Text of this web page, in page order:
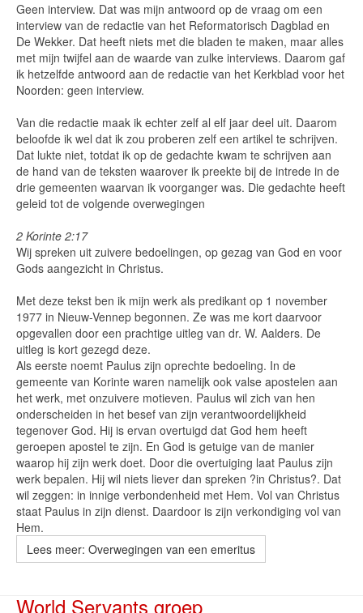
Geen interview. Dat was mijn antwoord op de vraag om een
interview van de redactie van het Reformatorisch Dagblad en
De Wekker. Dat heeft niets met die bladen te maken, maar alles
met mijn twijfel aan de waarde van zulke interviews. Daarom gaf
ik hetzelfde antwoord aan de redactie van het Kerkblad voor het
Noorden: geen interview.
Van die redactie maak ik echter zelf al elf jaar deel uit. Daarom
beloofde ik wel dat ik zou proberen zelf een artikel te schrijven.
Dat lukte niet, totdat ik op de gedachte kwam te schrijven aan
de hand van de teksten waarover ik preekte bij de intrede in de
drie gemeenten waarvan ik voorganger was. Die gedachte heeft
geleid tot de volgende overwegingen
2 Korinte 2:17
Wij spreken uit zuivere bedoelingen, op gezag van God en voor
Gods aangezicht in Christus.
Met deze tekst ben ik mijn werk als predikant op 1 november
1977 in Nieuw-Vennep begonnen. Ze was me kort daarvoor
opgevallen door een prachtige uitleg van dr. W. Aalders. De
uitleg is kort gezegd deze.
Als eerste noemt Paulus zijn oprechte bedoeling. In de
gemeente van Korinte waren namelijk ook valse apostelen aan
het werk, met onzuivere motieven. Paulus wil zich van hen
onderscheiden in het besef van zijn verantwoordelijkheid
tegenover God. Hij is ervan overtuigd dat God hem heeft
geroepen apostel te zijn. En God is getuige van de manier
waarop hij zijn werk doet. Door die overtuiging laat Paulus zijn
werk bepalen. Hij wil niets liever dan spreken ?in Christus?. Dat
wil zeggen: in innige verbondenheid met Hem. Vol van Christus
staat Paulus in zijn dienst. Daardoor is zijn verkondiging vol van
Hem.
Lees meer: Overwegingen van een emeritus
World Servants groep